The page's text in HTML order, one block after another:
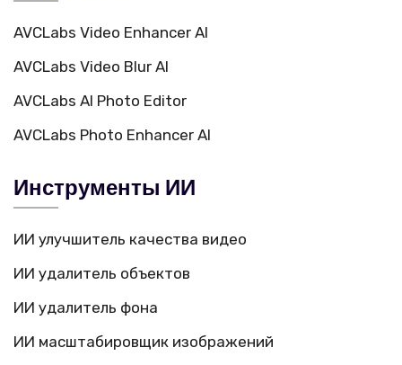
AVCLabs Video Enhancer AI
AVCLabs Video Blur AI
AVCLabs AI Photo Editor
AVCLabs Photo Enhancer AI
Инструменты ИИ
ИИ улучшитель качества видео
ИИ удалитель объектов
ИИ удалитель фона
ИИ масштабировщик изображений